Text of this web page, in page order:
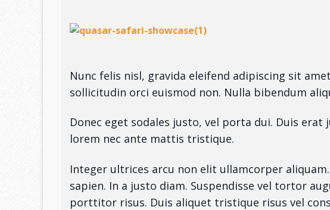
Nunc felis nisl, gravida eleifend adipiscing sit
sollicitudin orci euismod non. Nulla bibendum
Donec eget sodales justo, vel porta dui. Duis
lorem nec ante mattis tristique.
Integer ultrices arcu non elit ullamcorper
sapien. In a justo diam. Suspendisse vel tortor
porttitor risus. Duis aliquet tristique risus vel